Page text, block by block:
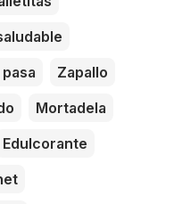
pasa
Zapallo
Mortadela
Edulcorante